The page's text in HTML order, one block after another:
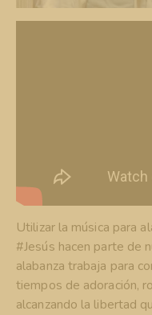
Utilizar la música para
#Jesús hacen parte de
alabanza trabaja para
tiempos de adoración,
alcanzando la libertad